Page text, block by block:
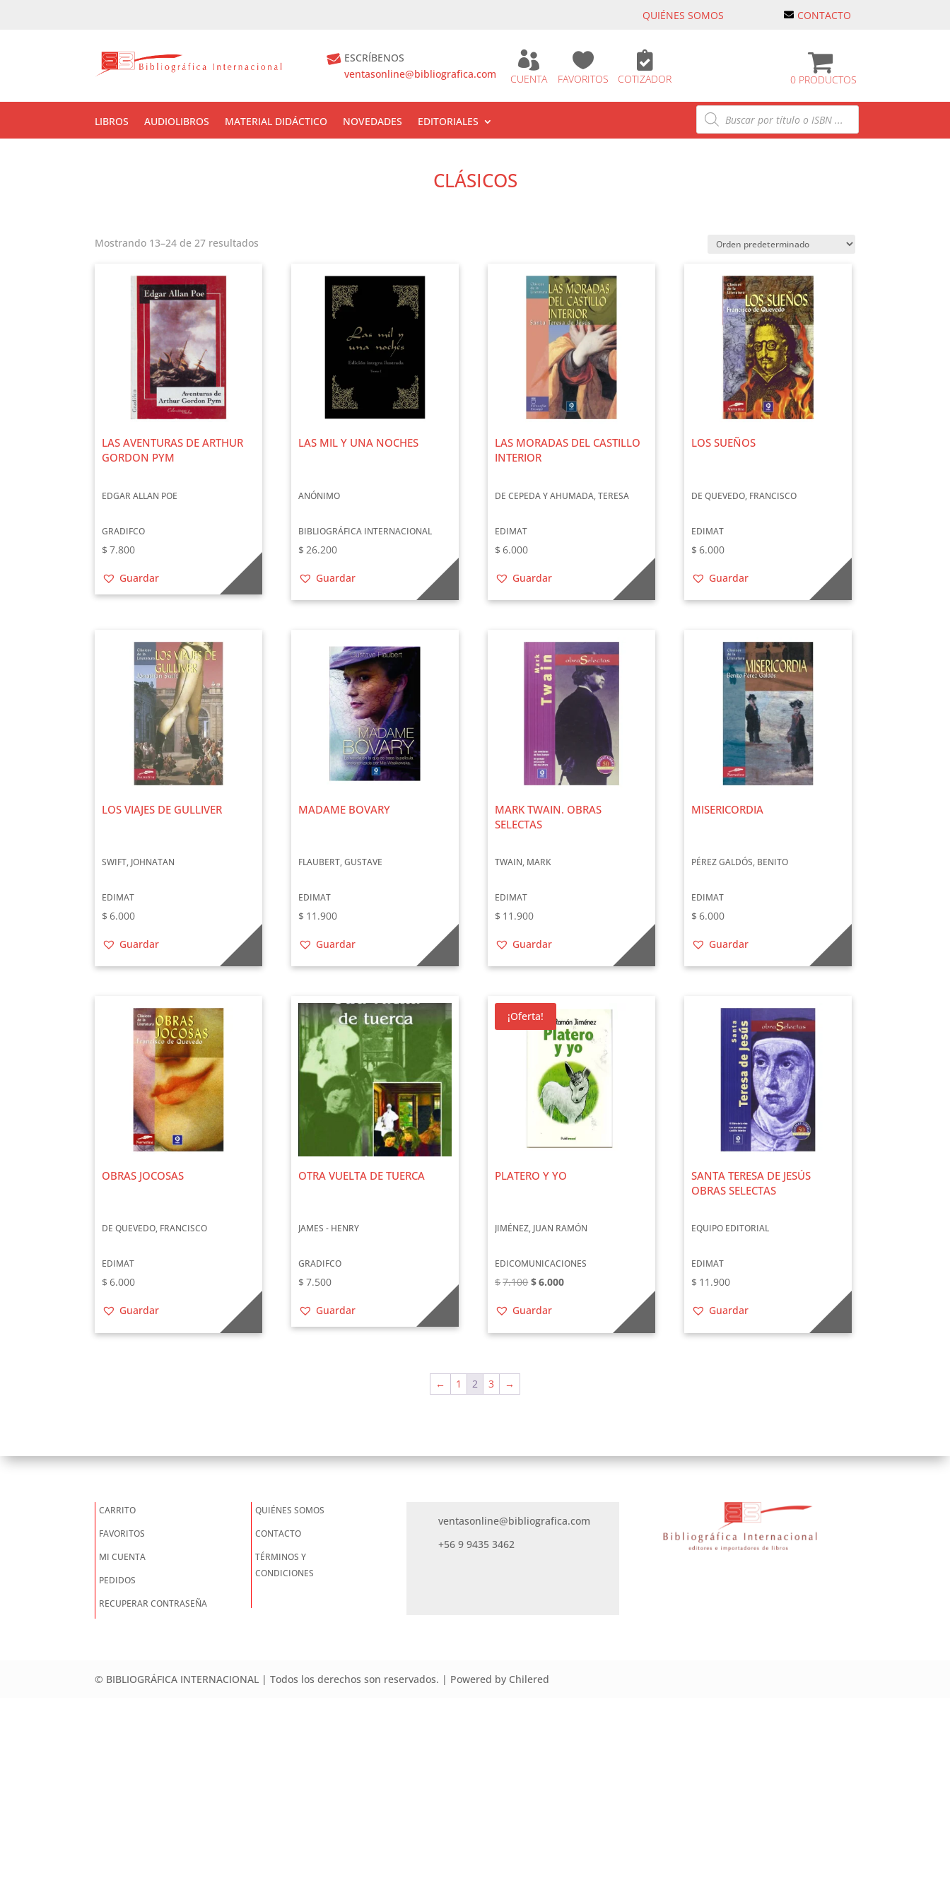
QUIÉNES SOMOS CONTACTO
ESCRÍBENOS
ventasonline@bibliografica.com

CUENTA

FAVORITOS

COTIZADOR 0 PRODUCTOS
LIBROS AUDIOLIBROS MATERIAL DIDÁCTICO NOVEDADES EDITORIALES
Búsqueda
de
productos
CLÁSICOS
Mostrando 13–24 de 27 resultados
LAS AVENTURAS DE ARTHUR
GORDON PYM
EDGAR ALLAN POE
GRADIFCO
$ 7.800
Guardar
LAS MIL Y UNA NOCHES
ANÓNIMO
BIBLIOGRÁFICA INTERNACIONAL
$ 26.200
Guardar
LAS MORADAS DEL CASTILLO
INTERIOR
DE CEPEDA Y AHUMADA, TERESA
EDIMAT
$ 6.000
Guardar
LOS SUEÑOS
DE QUEVEDO, FRANCISCO
EDIMAT
$ 6.000
Guardar
LOS VIAJES DE GULLIVER
SWIFT, JOHNATAN
EDIMAT
$ 6.000
Guardar
MADAME BOVARY
FLAUBERT, GUSTAVE
EDIMAT
$ 11.900
Guardar
MARK TWAIN. OBRAS
SELECTAS
TWAIN, MARK
EDIMAT
$ 11.900
Guardar
MISERICORDIA
PÉREZ GALDÓS, BENITO
EDIMAT
$ 6.000
Guardar
OBRAS JOCOSAS
DE QUEVEDO, FRANCISCO
EDIMAT
$ 6.000
Guardar
OTRA VUELTA DE TUERCA
JAMES - HENRY
GRADIFCO
$ 7.500
Guardar
¡Oferta!
PLATERO Y YO
JIMÉNEZ, JUAN RAMÓN
EDICOMUNICACIONES
$7.100El
original
era:
$6.000El
es:
Guardar
SANTA TERESA DE JESÚS
OBRAS SELECTAS
EQUIPO EDITORIAL
EDIMAT
$ 11.900
Guardar
← 1 2 3 →
CARRITO
FAVORITOS
MI CUENTA
PEDIDOS
RECUPERAR CONTRASEÑA
QUIÉNES SOMOS
CONTACTO
TÉRMINOS Y
CONDICIONES
ventasonline@bibliografica.com
+56 9 9435 3462
© BIBLIOGRÁFICA INTERNACIONAL | Todos los derechos son reservados. | Powered by Chilered